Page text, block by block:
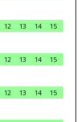
12 13 14
15
12 13 14
15
12 13 14
15